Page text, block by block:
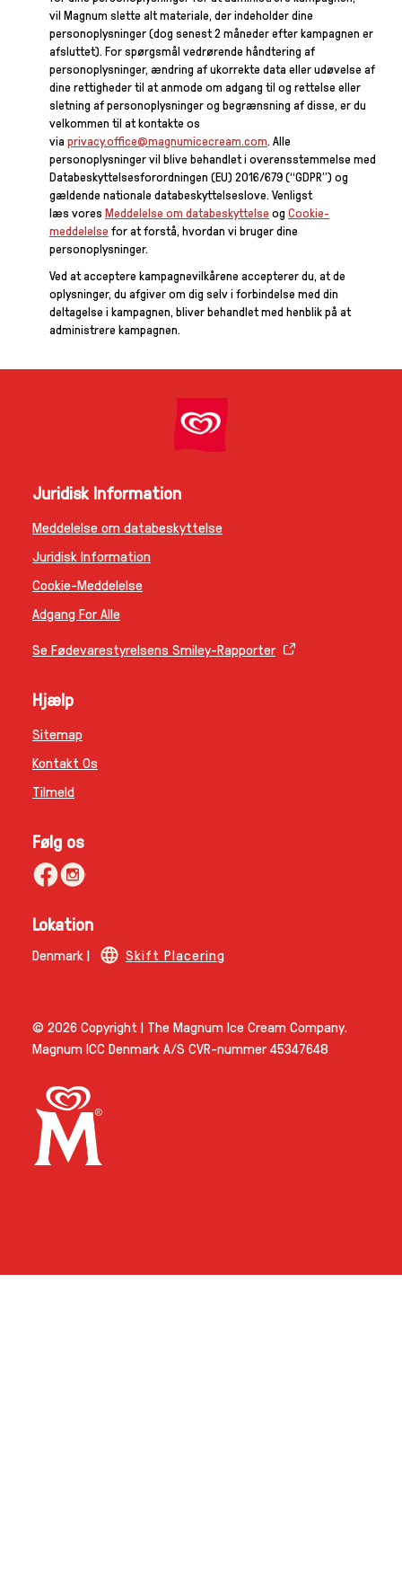
vil Magnum slette alt materiale, der indeholder dine
personoplysninger (dog senest 2 måneder efter kampagnen er
afsluttet). For spørgsmål vedrørende håndtering af
personoplysninger, ændring af ukorrekte data eller udøvelse af
dine rettigheder til at anmode om adgang til og rettelse eller
sletning af personoplysninger og begrænsning af disse, er du
velkommen til at kontakte os
via privacy.office@magnumicecream.com. Alle
personoplysninger vil blive behandlet i overensstemmelse med
Databeskyttelsesforordningen (EU) 2016/679 (“GDPR”) og
gældende nationale databeskyttelseslove. Venligst
læs vores Meddelelse om databeskyttelse og Cookie-
meddelelse for at forstå, hvordan vi bruger dine
personoplysninger.
Ved at acceptere kampagnevilkårene accepterer du, at de
oplysninger, du afgiver om dig selv i forbindelse med din
deltagelse i kampagnen, bliver behandlet med henblik på at
administrere kampagnen.
Juridisk Information
Meddelelse om databeskyttelse
Ændre Indstillingerne
Juridisk Information
Cookie-Meddelelse
Adgang For Alle
Hjælp
Sitemap
Kontakt Os
Følg os
Lokation
© 2026 Copyright | The Magnum Ice Cream Company.